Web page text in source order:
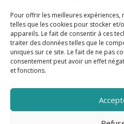
Pour offrir les meilleures
telles que les cookies pour stocker
appareils. Le fait de consentir à ces
traiter des données telles que le
uniques sur ce site. Le fait de ne pas
consentement peut avoir un effet
et fonctions.
FAIRE UN DON